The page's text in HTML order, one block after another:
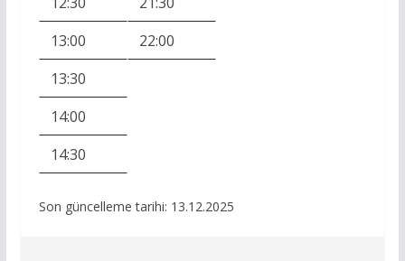
13:00
22:00
13:30
14:00
14:30
Son güncelleme tarihi: 13.12.2025